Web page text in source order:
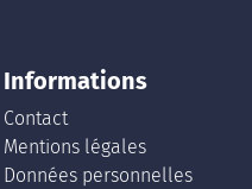
Informations
Contact
Mentions légales
Données personnelles